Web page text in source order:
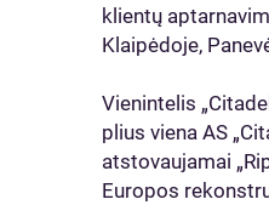
klientų
Klaipėdoje,
Vienintelis
plius viena AS
atstovaujamai
Europos